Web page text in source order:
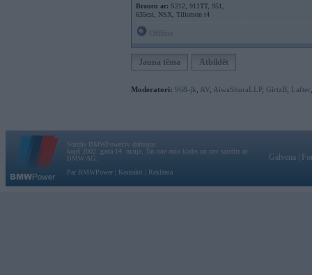
Braucu ar: S212, 911TT, 951,
635csi, NSX, Tillotson t4
Jauna tēma Atbildēt
Moderatori: 968-jk AV AiwaShuraLLP, GirtzB Lafter
Vortāls BMWPower.lv darbojas
kopš 2002. gada 14. maija. Tas nav auto klubs un nav saistīts ar
BMW AG.
Par BMWPower
Kontakti Reklāma
Galvena